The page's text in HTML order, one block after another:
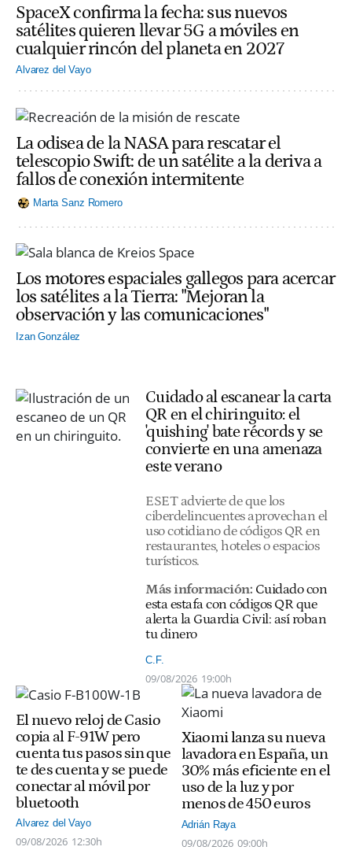
SpaceX confirma la fecha: sus nuevos
satélites quieren llevar 5G a móviles en
cualquier rincón del planeta en 2027
Alvarez del Vayo
La odisea de la NASA para rescatar el
telescopio Swift: de un satélite a la deriva a
fallos de conexión intermitente
Marta Sanz Romero
Los motores espaciales gallegos para acercar
los satélites a la Tierra: "Mejoran la
observación y las comunicaciones"
Izan González
Cuidado al escanear la carta
QR en el chiringuito: el
'quishing' bate récords y se
convierte en una amenaza
este verano
ESET advierte de que los
ciberdelincuentes aprovechan el
uso cotidiano de códigos QR en
restaurantes, hoteles o espacios
turísticos.
Más información: Cuidado con
esta estafa con códigos QR que
alerta la Guardia Civil: así roban
tu dinero
C.F.
09/08/2026 19:00h
El nuevo reloj de Casio
copia al F-91W pero
cuenta tus pasos sin que
te des cuenta y se puede
conectar al móvil por
bluetooth
Alvarez del Vayo
09/08/2026 12:30h
Xiaomi lanza su nueva
lavadora en España, un
30% más eficiente en el
uso de la luz y por
menos de 450 euros
Adrián Raya
09/08/2026 09:00h